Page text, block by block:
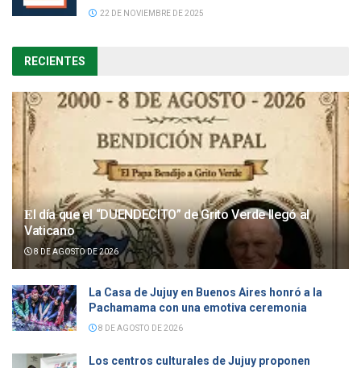
22 DE NOVIEMBRE DE 2025
RECIENTES
𝐄l día que el “DUENDECITO” de Grito Verde llegó al
Vaticano
8 DE AGOSTO DE 2026
La Casa de Jujuy en Buenos Aires honró a la
Pachamama con una emotiva ceremonia
8 DE AGOSTO DE 2026
Los centros culturales de Jujuy proponen